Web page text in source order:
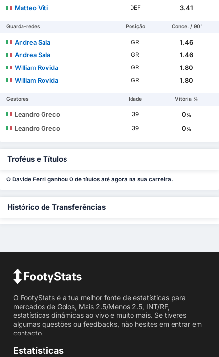
Matteo Viti
DEF 3.41
Guarda-redes Posição Conce. / 90'
Andrea Sala GR
1.46
Andrea Sala
GR
1.46
William Rovida
GR
1.80
William Rovida
GR 1.80
Gestores Idade Vitória %
Leandro Greco 39 0%
Leandro Greco 39 0%
Troféus e Títulos
O Davide Ferri ganhou 0 de títulos até agora na sua carreira.
Histórico de Transferências
O FootyStats é a tua melhor fonte de estatísticas para
mercados de Golos, Mais 2.5/Menos 2.5, INT/RF,
estatísticas dinâmicas ao vivo e muito mais. Se tiveres
algumas questões ou feedbacks, não hesites em entrar em
contacto.
Estatísticas